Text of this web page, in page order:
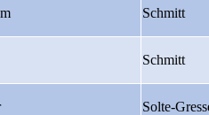
Schmitt
Schmitt
Solte-